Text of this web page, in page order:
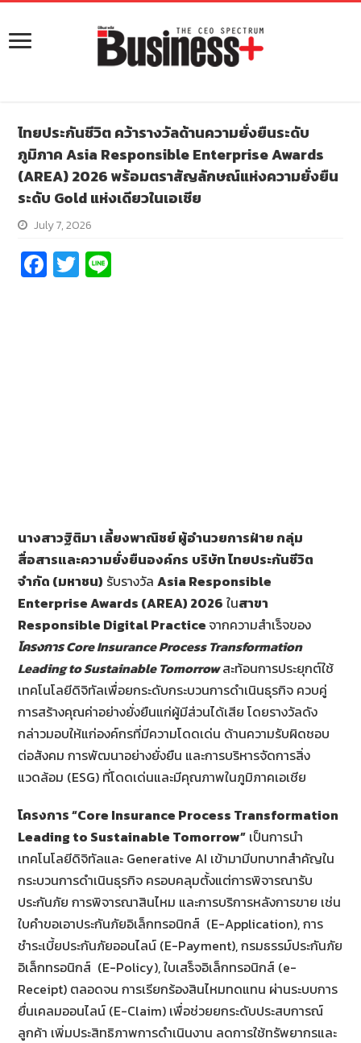
ไทยประกันชีวิต คว้ารางวัลด้านความยั่งยืนระดับ
ภูมิภาค Asia Responsible Enterprise Awards
(AREA) 2026 พร้อมตราสัญลักษณ์แห่งความยั่งยืน
ระดับ Gold แห่งเดียวในเอเชีย
July 7, 2026
Fa
ce
T
wi
นางสาวฐิติมา เลี้ยงพาณิชย์ ผู้อำนวยการฝ่าย กลุ่ม
สื่อสารและความยั่งยืนองค์กร บริษัท ไทยประกันชีวิต
จำกัด (มหาชน) รับรางวัลAsia Responsible
Enterprise Awards (AREA) 2026 ในสาขา
Responsible Digital Practiceจากความสำเร็จของ
โครงการCore Insurance Process Transformation
Leading to Sustainable Tomorrowสะท้อนการประยุกต์ใช้
เทคโนโลยีดิจิทัลเพื่อยกระดับกระบวนการดำเนินธุรกิจ ควบคู่
การสร้างคุณค่าอย่างยั่งยืนแก่ผู้มีส่วนได้เสีย โดยรางวัลดัง
กล่าวมอบให้แก่องค์กรที่มีความโดดเด่น ด้านความรับผิดชอบ
ต่อสังคม การพัฒนาอย่างยั่งยืน และการบริหารจัดการสิ่ง
แวดล้อม (ESG) ที่โดดเด่นและมีคุณภาพในภูมิภาคเอเชีย
โครงการ “Core Insurance Process Transformation
Leading to Sustainable Tomorrow” เป็นการนำ
เทคโนโลยีดิจิทัลและ Generative AI เข้ามามีบทบาทสำคัญใน
กระบวนการดำเนินธุรกิจ ครอบคลุมตั้งแต่การพิจารณารับ
ประกันภัย การพิจารณาสินไหม และการบริการหลังการขาย เช่น
ใบคำขอเอาประกันภัยอิเล็กทรอนิกส์ (E-Application), การ
ชำระเบี้ยประกันภัยออนไลน์ (E-Payment), กรมธรรม์ประกันภัย
อิเล็กทรอนิกส์ (E-Policy), ใบเสร็จอิเล็กทรอนิกส์ (e-
Receipt) ตลอดจน การเรียกร้องสินไหมทดแทน ผ่านระบบการ
ยื่นเคลมออนไลน์ (E-Claim) เพื่อช่วยยกระดับประสบการณ์
ลูกค้า เพิ่มประสิทธิภาพการดำเนินงาน ลดการใช้ทรัพยากรและ